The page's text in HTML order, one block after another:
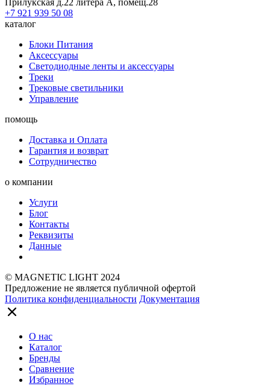
Прилукская д.22 литера А, помещ.28
+7 921 939 50 08
каталог
Блоки Питания
Аксессуары
Светодиодные ленты и аксессуары
Треки
Трековые светильники
Управление
помощь
Доставка и Оплата
Гарантия и возврат
Сотрудничество
о компании
Услуги
Блог
Контакты
Реквизиты
Данные
© MAGNETIC LIGHT 2024
Предложение не является публичной офертой
Политика конфиденциальности Документация
О нас
Каталог
Бренды
Сравнение
Избранное